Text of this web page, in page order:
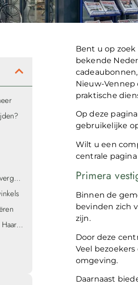
Bent u op
bekende
Nieuw-
praktische
Op deze
gebruikelijke
Wilt u een
centrale
Primera
Binnen de
bevinden zich
zijn.
Door deze
Veel
omgeving.
Daarnaast
Andere winkels in Haarlemmermeer vergelijken
Veelgestelde vragen over Primera in Haarlemmermeer